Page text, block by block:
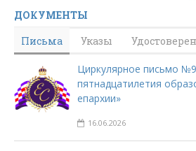
ДОКУМЕНТЫ
Письма
Указы
Циркулярное письмо
пятнадцатилетия
епархии»
16.06.2026